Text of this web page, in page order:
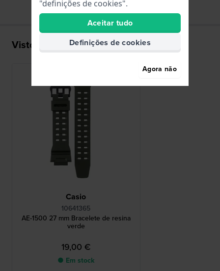
Visto recentemente
Casio
10641365
AE-1500 27 mm Bracelete de resina
verde
19,00 €
● Em stock
"definições de cookies".
Aceitar tudo
Definições de cookies
Agora não